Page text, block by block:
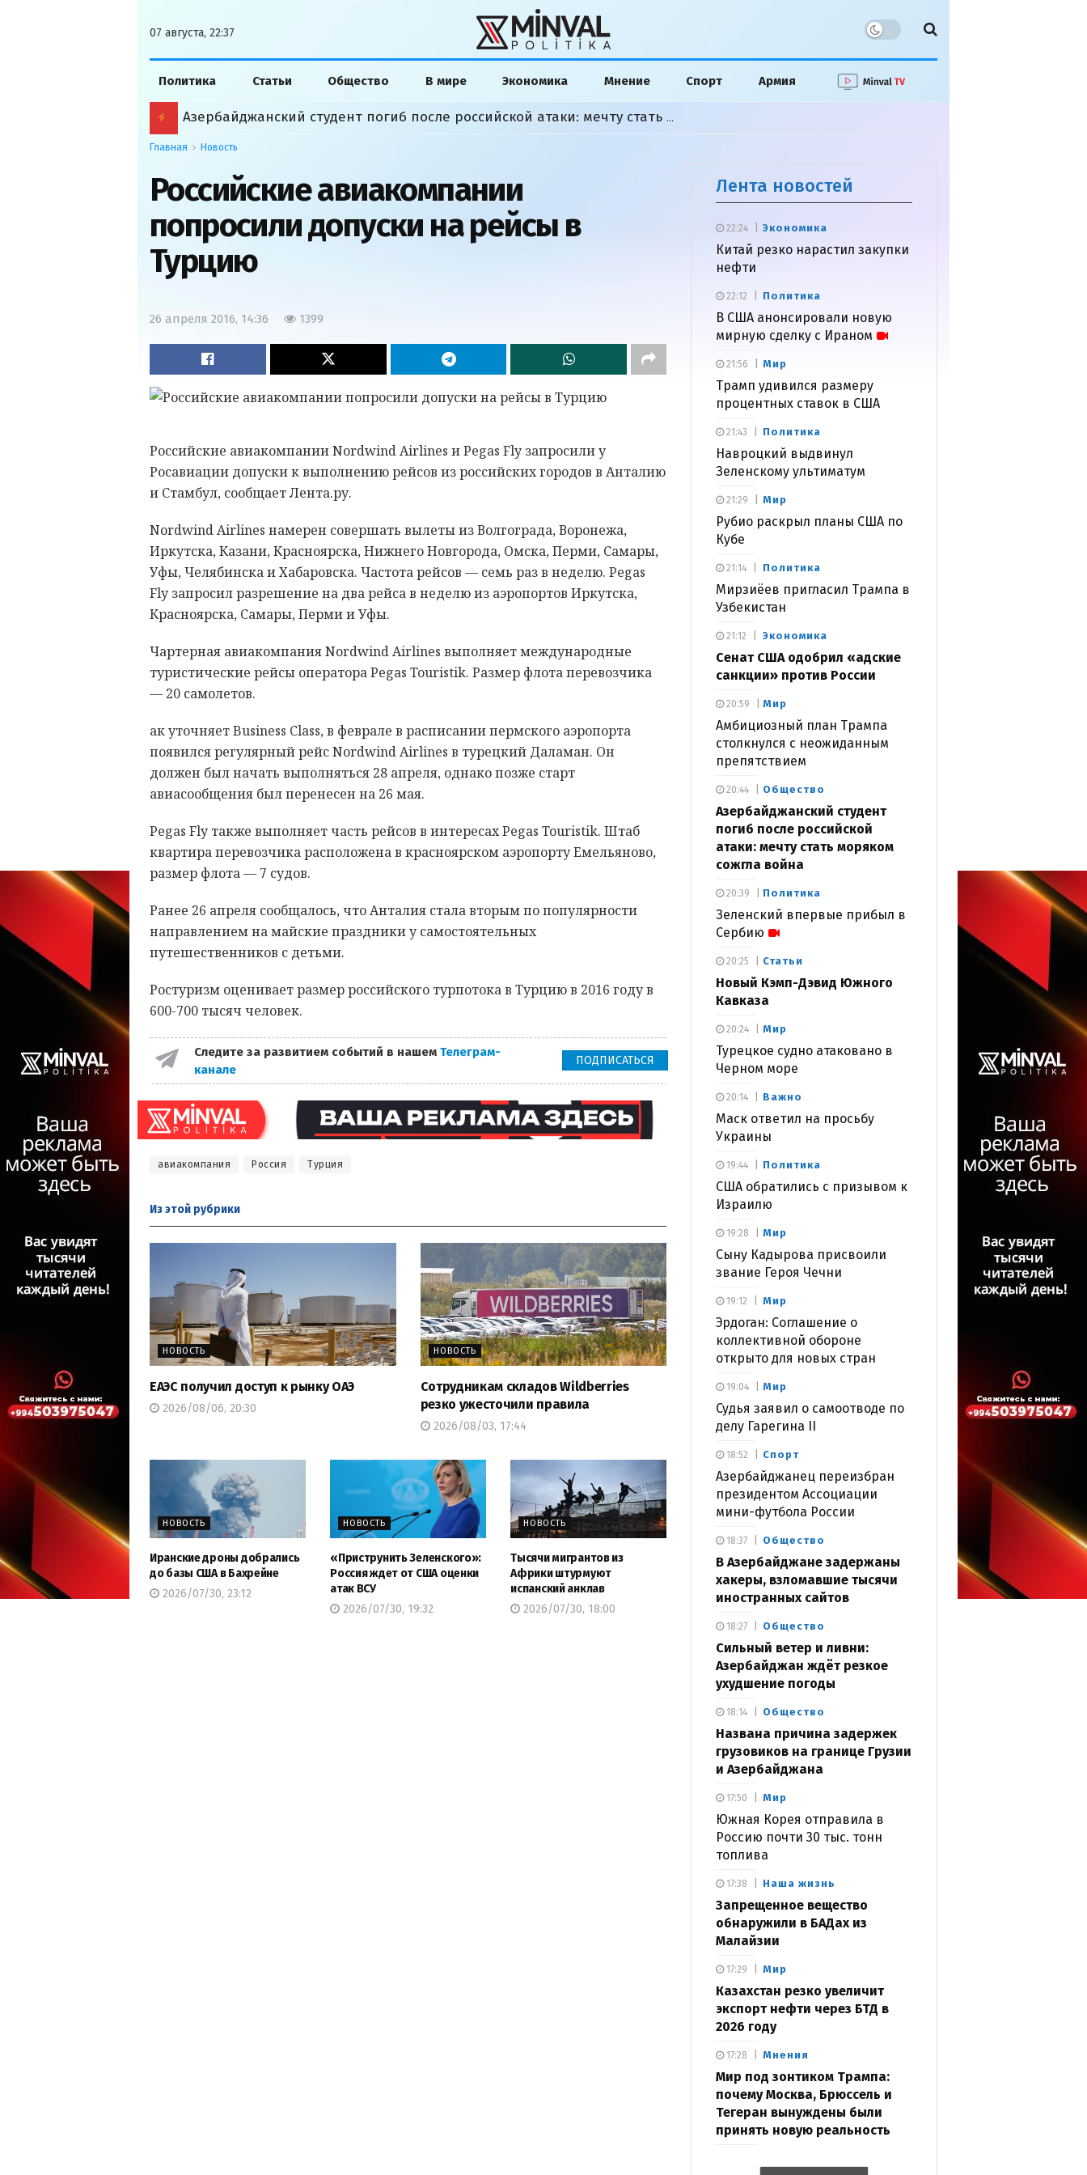
07 августа, 22:37
Политика Статьи Общество В мире Экономика Мнение Спорт Армия
Азербайджанский студент погиб после российской атаки: мечту стать моряком сожгла война
Главная Новость
Российские авиакомпании
попросили допуски на рейсы в
Турцию
26 апреля 2016, 14:36 1399
Российские авиакомпании Nordwind Airlines и Pegas Fly запросили у
Росавиации допуски к выполнению рейсов из российских городов в Анталию
и Стамбул, сообщает Лента.ру.
Nordwind Airlines намерен совершать вылеты из Волгограда, Воронежа,
Иркутска, Казани, Красноярска, Нижнего Новгорода, Омска, Перми, Самары,
Уфы, Челябинска и Хабаровска. Частота рейсов — семь раз в неделю. Pegas
Fly запросил разрешение на два рейса в неделю из аэропортов Иркутска,
Красноярска, Самары, Перми и Уфы.
Чартерная авиакомпания Nordwind Airlines выполняет международные
туристические рейсы оператора Pegas Touristik. Размер флота перевозчика
— 20 самолетов.
ак уточняет Business Class, в феврале в расписании пермского аэропорта
появился регулярный рейс Nordwind Airlines в турецкий Даламан. Он
должен был начать выполняться 28 апреля, однако позже старт
авиасообщения был перенесен на 26 мая.
Pegas Fly также выполняет часть рейсов в интересах Pegas Touristik. Штаб
квартира перевозчика расположена в красноярском аэропорту Емельяново,
размер флота — 7 судов.
Ранее 26 апреля сообщалось, что Анталия стала вторым по популярности
направлением на майские праздники у самостоятельных
путешественников с детьми.
Ростуризм оценивает размер российского турпотока в Турцию в 2016 году в
600-700 тысяч человек.
Следите за развитием событий в нашем Телеграм-
канале
ПОДПИСАТЬСЯ
авиакомпания Россия Турция
Из этой рубрики
НОВОСТЬ
ЕАЭС получил доступ к рынку ОАЭ
2026/08/06, 20:30
НОВОСТЬ
Сотрудникам складов Wildberries
резко ужесточили правила
2026/08/03, 17:44
НОВОСТЬ
Иранские дроны добрались
до базы США в Бахрейне
2026/07/30, 23:12
НОВОСТЬ
«Приструнить Зеленского»:
Россия ждет от США оценки
атак ВСУ
2026/07/30, 19:32
НОВОСТЬ
Тысячи мигрантов из
Африки штурмуют
испанский анклав
2026/07/30, 18:00
Лента новостей
Экономика
Китай резко нарастил закупки
нефти
22:24
Политика
В США анонсировали новую
мирную сделку с Ираном
22:12
Мир
Трамп удивился размеру
процентных ставок в США
21:56
Политика
Навроцкий выдвинул
Зеленскому ультиматум
21:43
Мир
Рубио раскрыл планы США по
Кубе
21:29
Политика
Мирзиёев пригласил Трампа в
Узбекистан
21:14
Экономика
Сенат США одобрил «адские
санкции» против России
21:12
Мир
Амбициозный план Трампа
столкнулся с неожиданным
препятствием
20:59
Общество
Азербайджанский студент
погиб после российской
атаки: мечту стать моряком
сожгла война
20:44
Политика
Зеленский впервые прибыл в
Сербию
20:39
Статьи
Новый Кэмп-Дэвид Южного
Кавказа
20:25
Мир
Турецкое судно атаковано в
Черном море
20:24
Важно
Маск ответил на просьбу
Украины
20:14
Политика
США обратились с призывом к
Израилю
19:44
Мир
Сыну Кадырова присвоили
звание Героя Чечни
19:28
Мир
Эрдоган: Соглашение о
коллективной обороне
открыто для новых стран
19:12
Мир
Судья заявил о самоотводе по
делу Гарегина II
19:04
Спорт
Азербайджанец переизбран
президентом Ассоциации
мини-футбола России
18:52
Общество
В Азербайджане задержаны
хакеры, взломавшие тысячи
иностранных сайтов
18:37
Общество
Сильный ветер и ливни:
Азербайджан ждёт резкое
ухудшение погоды
18:27
Общество
Названа причина задержек
грузовиков на границе Грузии
и Азербайджана
18:14
Мир
Южная Корея отправила в
Россию почти 30 тыс. тонн
топлива
17:50
Наша жизнь
Запрещенное вещество
обнаружили в БАДах из
Малайзии
17:38
Мир
Казахстан резко увеличит
экспорт нефти через БТД в
2026 году
17:29
Мнения
Мир под зонтиком Трампа:
почему Москва, Брюссель и
Тегеран вынуждены были
принять новую реальность
17:28